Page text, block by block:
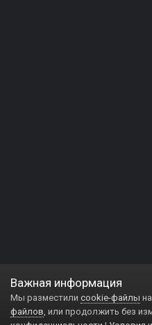
Важная информация
Мы разместили cookie-файлы
файлов, или продолжить без